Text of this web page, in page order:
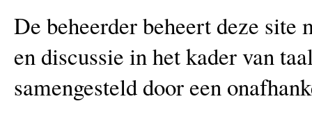
De beheerder beheert deze
en discussie in het kader van
samengesteld door een